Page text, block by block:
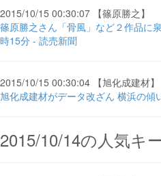
2015/10/15 00:30:07 【篠原勝之】
篠原勝之さん「骨風」など２作品に
時15分 - 読売新聞
2015/10/15 00:30:04 【旭化成建材】
旭化成建材がデータ改ざん 横浜の
2015/10/14の人気キ